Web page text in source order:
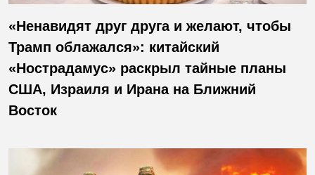
«Ненавидят друг друга и желают, чтобы
Трамп облажался»: китайский
«Нострадамус» раскрыл тайные планы
США, Израиля и Ирана на Ближний
Восток